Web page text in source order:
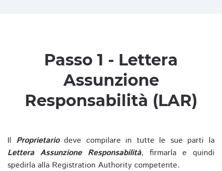
Passo 1 - Lettera
Assunzione
Responsabilità (LAR)
Il Proprietariodeve compilare in tutte le sue parti la
Lettera Assunzione Responsabilità, firmarla e quindi
spedirla alla Registration Authority competente.